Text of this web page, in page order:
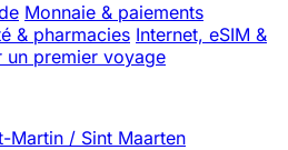
Monnaie & paiements
& pharmacies Internet, eSIM &
un premier voyage
Martin / Sint Maarten